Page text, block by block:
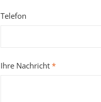
Telefon
Ihre Nachricht *